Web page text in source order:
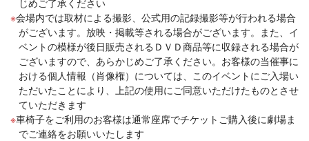
会場内では取材による撮影、公式用の記録撮影等が行われる場合
がございます。放映・掲載等される場合がございます。また、イ
ベントの模様が後日販売されるＤＶＤ商品等に収録される場合が
ございますので、あらかじめご了承ください。お客様の当催事に
おける個人情報（肖像権）については、このイベントにご入場い
ただいたことにより、上記の使用にご同意いただけたものとさせ
ていただきます
車椅子をご利用のお客様は通常座席でチケットご購入後に劇場ま
でご連絡をお願いいたします